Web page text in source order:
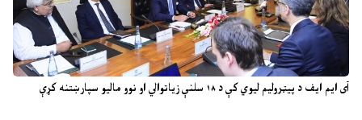
آی ایم ایف د پیټرولیم لیوي کې د ۱۸ سلنې زیاتوالي او نوو مالیو سپارښتنه کړې